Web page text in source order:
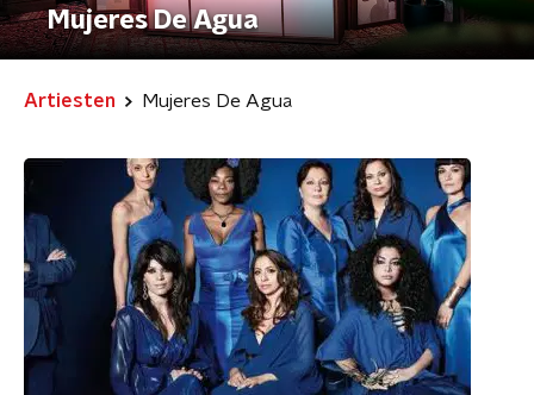
Mujeres De Agua
Artiesten Mujeres De Agua